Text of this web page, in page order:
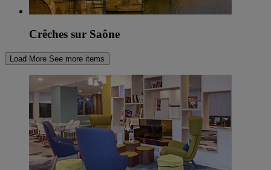
Crêches sur Saône
Load More See more items